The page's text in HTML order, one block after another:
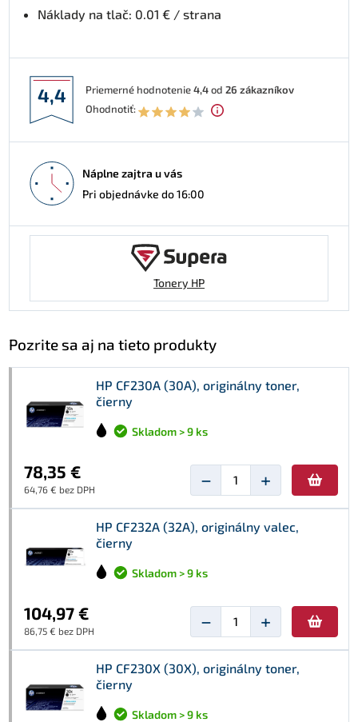
Náklady na tlač: 0.01 € / strana
4,4 Priemerné hodnotenie4,4od 26 zákazníkov
Ohodnotiť:
Náplne zajtra u vás
Pri objednávke do 16:00
Tonery HP
Pozrite sa aj na tieto produkty
HP CF230A (30A), originálny toner,
čierny
Skladom > 9 ks
78,35 €
64,76 € bez DPH − +
HP CF232A (32A), originálny valec,
čierny
Skladom > 9 ks
104,97 €
86,75 € bez DPH − +
HP CF230X (30X), originálny toner,
čierny
Skladom > 9 ks